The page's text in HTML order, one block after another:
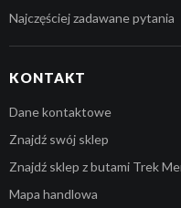
Najczęściej zadawane pytania
KONTAKT
Dane kontaktowe
Znajdź swój sklep
Znajdź sklep z butami Trek
Mapa handlowa